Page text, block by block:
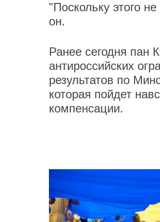
"Поскольку этого
он.
Ранее сегодня пан
антироссийских
результатов по
которая пойдет
компенсации.